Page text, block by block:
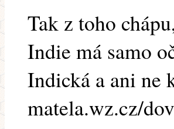
Tak z toho
Indie má samo
Indická a ani ne
matela.wz.cz/